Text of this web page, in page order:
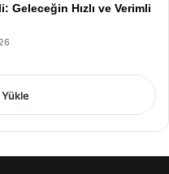
Geleceğin Hızlı ve Verimli
Yükle